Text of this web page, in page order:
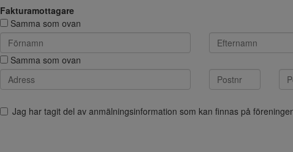
Fakturamottagare
Samma som ovan
Samma som ovan
Jag har tagit del av anmälningsinformation som kan finnas på